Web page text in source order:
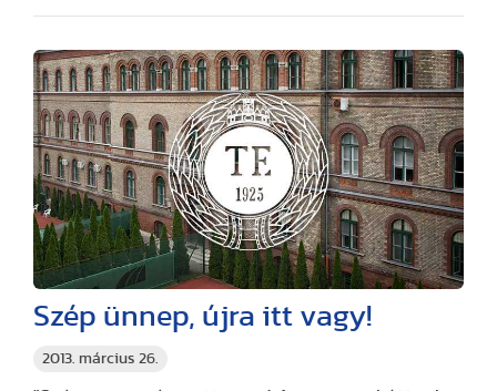
2013. március 26.
Szép ünnep, újra itt vagy!